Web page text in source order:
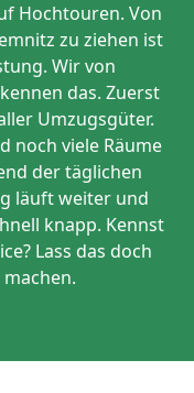
Hochtouren. Von
zu ziehen ist
Wir von
das. Zuerst
Umzugsgüter.
noch viele Räume
der täglichen
läuft weiter und
knapp. Kennst
Lass das doch